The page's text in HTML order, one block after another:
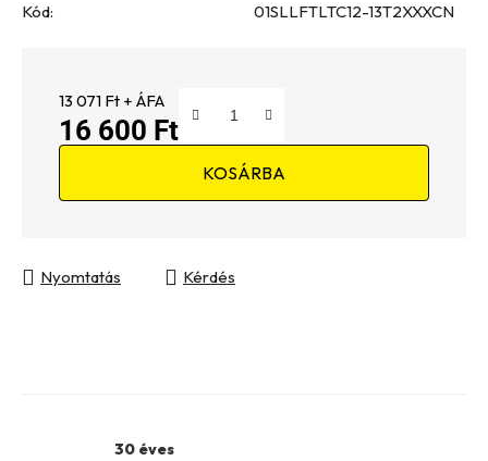
Kód:
01SLLFTLTC12-13T2XXXCN
13 071 Ft + ÁFA
16 600 Ft
KOSÁRBA
Nyomtatás Kérdés
30 éves